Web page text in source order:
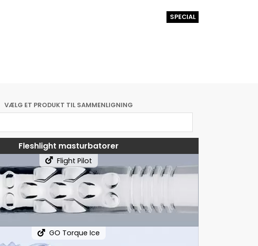
SPECIAL
VÆLG ET PRODUKT TIL SAMMENLIGNING
Fleshlight masturbatorer
Flight Pilot
GO Torque Ice